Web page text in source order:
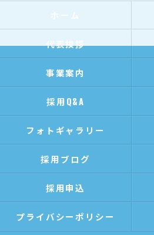
ホーム
代表挨拶
事業案内
採用Q&A
フォトギャラリー
採用ブログ
採用申込
プライバシーポリシー